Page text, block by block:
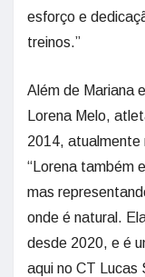
esforço e
treinos.”
Além de Mariana
Lorena Melo,
2014, atualmente
“Lorena também
mas
onde é natural.
desde 2020, e é
aqui no CT Lucas